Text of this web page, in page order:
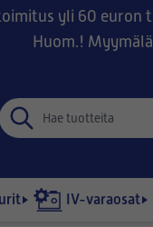
yli 60 euron
Huom.!
IV-varaosat